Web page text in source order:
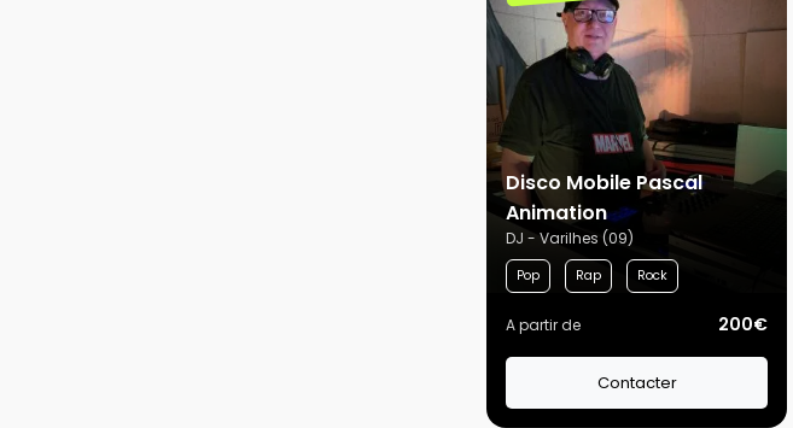
Disco Mobile Pascal
Animation
DJ - Varilhes (09)
Pop Rap Rock
A partir de 200€
Contacter